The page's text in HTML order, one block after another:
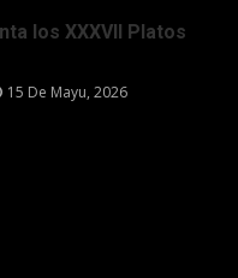
los XXXVII Platos
15 De Mayu, 2026